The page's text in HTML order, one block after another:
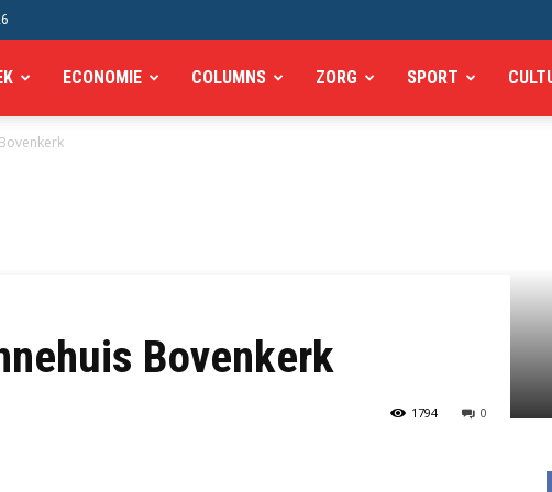
ECONOMIE COLUMNS ZORG SPORT
Bovenkerk
0
1794